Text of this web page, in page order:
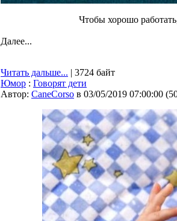
Чтобы хорошо
Далее...
Читать дальше... | 3724 байт
Юмор : Говорят дети
Автор: CaneCorso в 03/05/2019 07:00:00 (